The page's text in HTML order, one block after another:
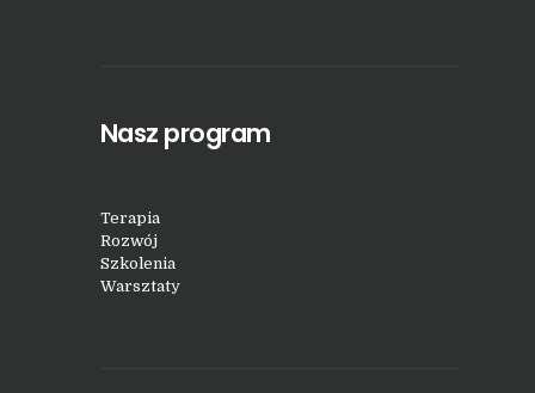
Nasz program
Terapia
Rozwój
Szkolenia
Warsztaty